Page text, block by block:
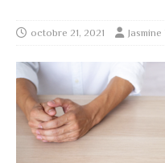
octobre 21, 2021